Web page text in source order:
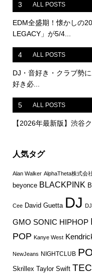
3 ALL POSTS
EDM全盛期！懐かしの
LEGACY」が5/4...
4 ALL POSTS
DJ・音好き・クラブ勢
好き必...
5 ALL POSTS
【2026年最新版】渋谷
人気タグ
Alan Walker AlphaTheta株式会
beyonce BLACKPINK
Cee David Guetta DJ
GMO SONIC HIPHOP
POP Kanye West
NewJeans NIGHTCLUB
Skrillex Taylor Swift